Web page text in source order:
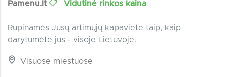
Pamenu.lt Vidutinė rinkos kaina
Rūpinamės Jūsų artimųjų kapaviete taip, kaip
darytumėte jūs - visoje Lietuvoje.
Visuose miestuose